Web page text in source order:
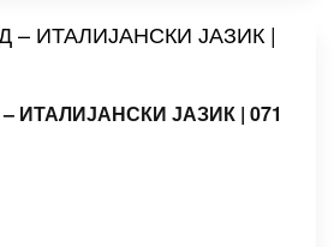
ИТАЛИЈАНСКИ ЈАЗИК | 071